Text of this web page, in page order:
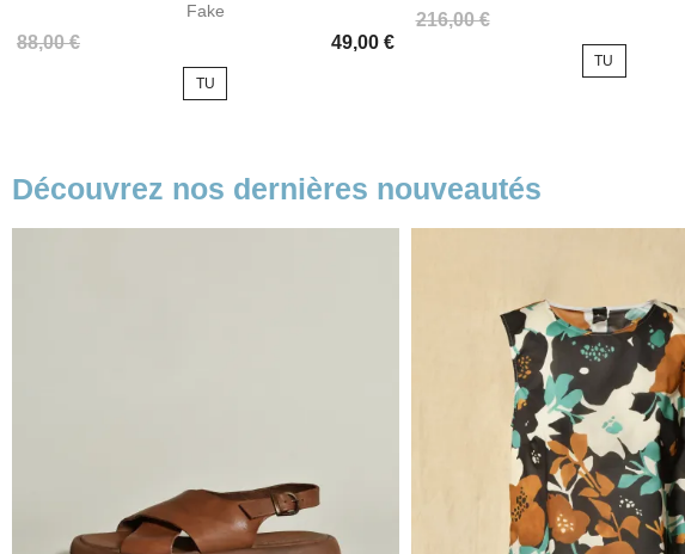
Fake
88,00 € 49,00 €
Prix
TU
216,00 €
Prix
TU
Découvrez nos dernières nouveautés